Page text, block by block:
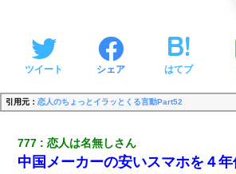
ツイート シェア はてブ
引用元： 恋人のちょっとイラッとくる言動Part52
777 恋人は名無しさん
中国メーカーの安いスマホを４